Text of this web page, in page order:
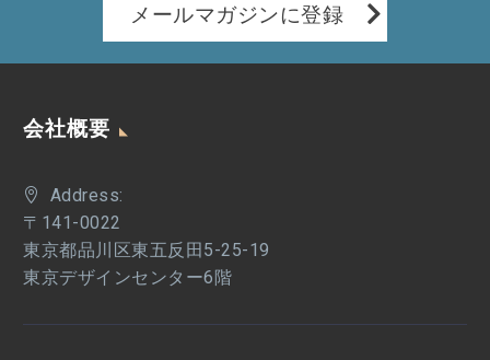
メールマガジンに登録
会社概要
Address:
〒141-0022
東京都品川区東五反田5-25-19
東京デザインセンター6階